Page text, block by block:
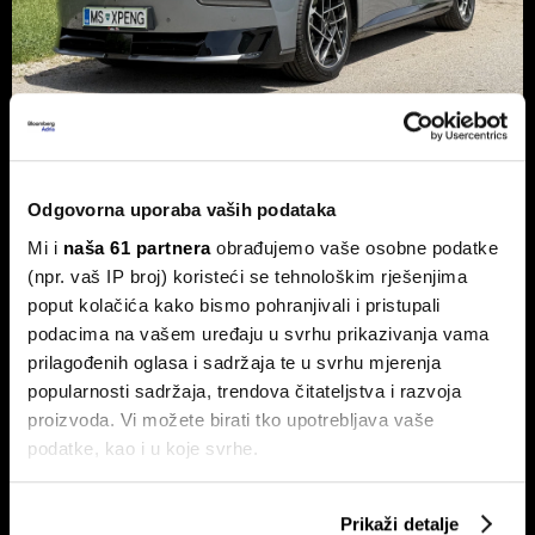
Odgovorna uporaba vaših podataka
Mi i naša 61 partneraobrađujemo vaše osobne podatke
(npr. vaš IP broj) koristeći se tehnološkim rješenjima
poput kolačića kako bismo pohranjivali i pristupali
podacima na vašem uređaju u svrhu prikazivanja vama
prilagođenih oglasa i sadržaja te u svrhu mjerenja
popularnosti sadržaja, trendova čitateljstva i razvoja
proizvoda. Vi možete birati tko upotrebljava vaše
podatke, kao i u koje svrhe.
Prikaži detalje
navijen i računa kao Turing
Luksuzni fastback s vlastitim čipom koji po
performansama nadmašuje usporedive Nvidijine proizvode.
Slučaj Fekkai - ni luksuzni biznisi
nisu pošteđeni otkrića iz